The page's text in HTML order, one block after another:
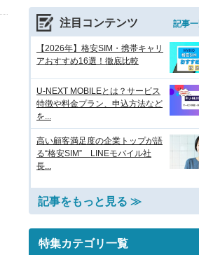
注目コンテンツ 記事
【2026年】格安SIM・携帯キャリ
アおすすめ16選！徹底比較
U-NEXT MOBILEとは？サービス
特徴や料金プラン、申込方法など
を...
高い顧客満足度の企業トップが語
る“格安SIM” LINEモバイル社
長...
記事をもっと見る ≫
特集カテゴリ一覧